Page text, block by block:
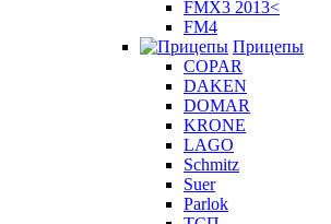
FMX3 2013<
FM4
Прицепы
COPAR
DAKEN
DOMAR
KRONE
LAGO
Schmitz
Suer
Parlok